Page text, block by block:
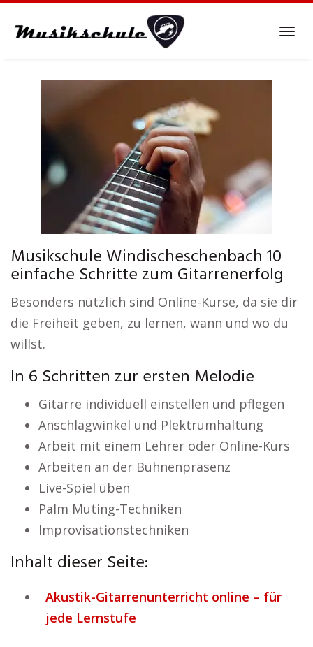
Musikschule Windischeschenbach 10
einfache Schritte zum Gitarrenerfolg
Besonders nützlich sind Online-Kurse, da sie dir
die Freiheit geben, zu lernen, wann und wo du
willst.
In 6 Schritten zur ersten Melodie
Gitarre individuell einstellen und pflegen
Anschlagwinkel und Plektrumhaltung
Arbeit mit einem Lehrer oder Online-Kurs
Arbeiten an der Bühnenpräsenz
Live-Spiel üben
Palm Muting-Techniken
Improvisationstechniken
Inhalt dieser Seite:
Akustik-Gitarrenunterricht online – für
jede Lernstufe